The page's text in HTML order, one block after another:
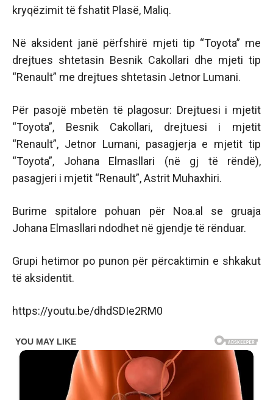
kryqëzimit të fshatit Plasë, Maliq.
Në aksident janë përfshirë mjeti tip “Toyota” me
drejtues shtetasin Besnik Cakollari dhe mjeti tip
“Renault” me drejtues shtetasin Jetnor Lumani.
Për pasojë mbetën të plagosur: Drejtuesi i mjetit
“Toyota”, Besnik Cakollari, drejtuesi i mjetit
“Renault”, Jetnor Lumani, pasagjerja e mjetit tip
“Toyota”, Johana Elmasllari (në gj të rëndë),
pasagjeri i mjetit “Renault”, Astrit Muhaxhiri.
Burime spitalore pohuan për Noa.al se gruaja
Johana Elmasllari ndodhet në gjendje të rënduar.
Grupi hetimor po punon për përcaktimin e shkakut
të aksidentit.
https://youtu.be/dhdSDIe2RM0